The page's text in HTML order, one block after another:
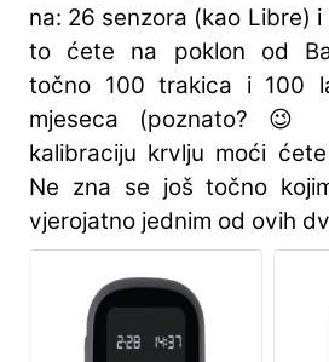
na: 26 senzora (kao Libre)
to ćete na poklon od
točno 100 trakica i 100
mjeseca (poznato? 😉
kalibraciju krvlju moći
Ne zna se još točno
vjerojatno jednim od ovih